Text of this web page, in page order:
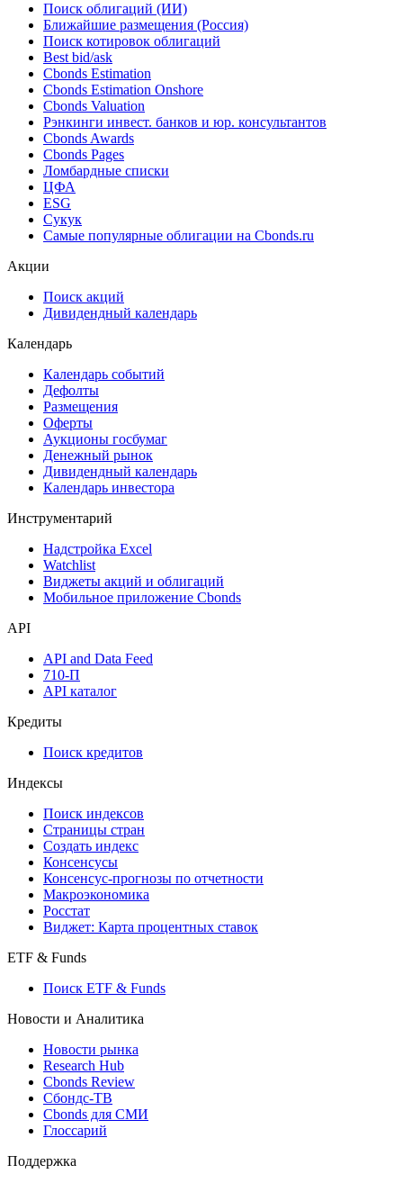
Поиск облигаций (ИИ)
Ближайшие размещения (Россия)
Поиск котировок облигаций
Best bid/ask
Cbonds Estimation
Cbonds Estimation Onshore
Cbonds Valuation
Рэнкинги инвест. банков и юр. консультантов
Cbonds Awards
Cbonds Pages
Ломбардные списки
ЦФА
ESG
Сукук
Самые популярные облигации на Cbonds.ru
Акции
Поиск акций
Дивидендный календарь
Календарь
Календарь событий
Дефолты
Размещения
Оферты
Аукционы госбумаг
Денежный рынок
Дивидендный календарь
Календарь инвестора
Инструментарий
Надстройка Excel
Watchlist
Виджеты акций и облигаций
Мобильное приложение Cbonds
API
API and Data Feed
710-П
API каталог
Кредиты
Поиск кредитов
Индексы
Поиск индексов
Страницы стран
Создать индекс
Консенсусы
Консенсус-прогнозы по отчетности
Макроэкономика
Росстат
Виджет: Карта процентных ставок
ETF & Funds
Поиск ETF & Funds
Новости и Аналитика
Новости рынка
Research Hub
Cbonds Review
Сбондс-ТВ
Cbonds для СМИ
Глоссарий
Поддержка